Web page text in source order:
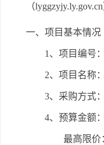
（lyggzyjy.ly.gov.cn
一、项目基本情况
1、项目编号
2、项目名称
3、采购方式
4、预算金额
最高限价